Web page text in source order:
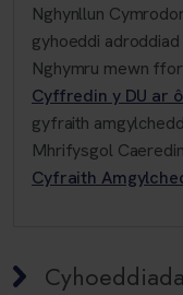
Nghynllun
gyhoeddi
Nghymru mewn
Cyffredin y DU ar
gyfraith
Mhrifysgol
Cyfraith